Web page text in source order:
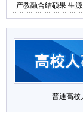
· 产教融合结硕果 生
普通高校